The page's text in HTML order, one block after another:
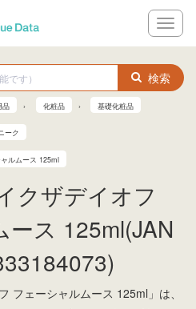
メ
ニ
ー
検索
品 化粧品 基礎化粧品
ーク
ルムース 125ml
クザデイオフ
ス 125ml(JAN
フェーシャルムース 125ml」は、